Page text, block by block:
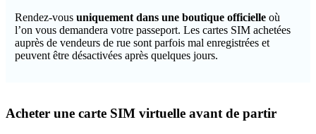
Rendez-vous uniquement dans une boutique officielleoù
l’on vous demandera votre passeport. Les cartes SIM achetées
auprès de vendeurs de rue sont parfois mal enregistrées et
peuvent être désactivées après quelques jours.
Acheter une carte SIM virtuelle avant de partir